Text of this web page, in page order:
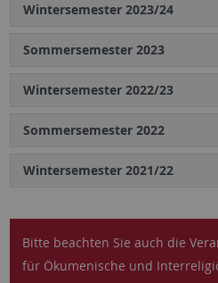
Wintersemester 2023/24
Sommersemester 2023
Wintersemester 2022/23
Sommersemester 2022
Wintersemester 2021/22
Bitte beachten Sie auch die
für Ökumenische und